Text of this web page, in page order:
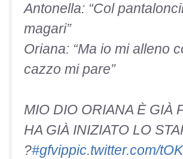
Antonella: “Col
magari”
Oriana: “Ma io mi alleno
cazzo mi pare”
MIO DIO ORIANA È GIÀ
HA GIÀ INIZIATO LO
?#gfvippic.twitter.com/